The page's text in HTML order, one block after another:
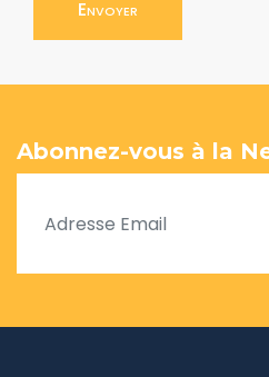
Envoyer
Abonnez-vous à la